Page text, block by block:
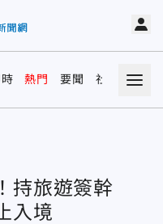
熱門 要聞 社會 娛樂
持旅遊簽幹
入境